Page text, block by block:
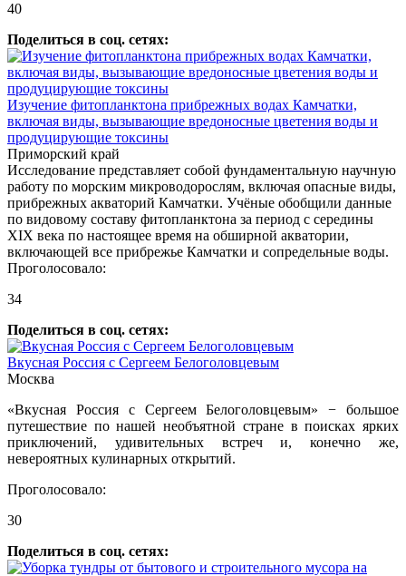
40
Поделиться в соц. сетях:
Изучение фитопланктона прибрежных водах Камчатки,
включая виды, вызывающие вредоносные цветения воды и
продуцирующие токсины
Приморский край
Исследование представляет собой фундаментальную научную
работу по морским микроводорослям, включая опасные виды,
прибрежных акваторий Камчатки. Учёные обобщили данные
по видовому составу фитопланктона за период с середины
XIX века по настоящее время на обширной акватории,
включающей все прибрежье Камчатки и сопредельные воды.
Проголосовало:
34
Поделиться в соц. сетях:
Вкусная Россия с Сергеем Белоголовцевым
Москва
«Вкусная Россия с Сергеем Белоголовцевым» − большое
путешествие по нашей необъятной стране в поисках ярких
приключений, удивительных встреч и, конечно же,
невероятных кулинарных открытий.
Проголосовало:
30
Поделиться в соц. сетях: